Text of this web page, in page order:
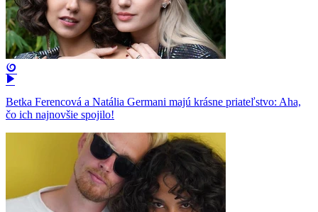
Betka Ferencová a Natália Germani majú krásne priateľstvo: Aha,
čo ich najnovšie spojilo!